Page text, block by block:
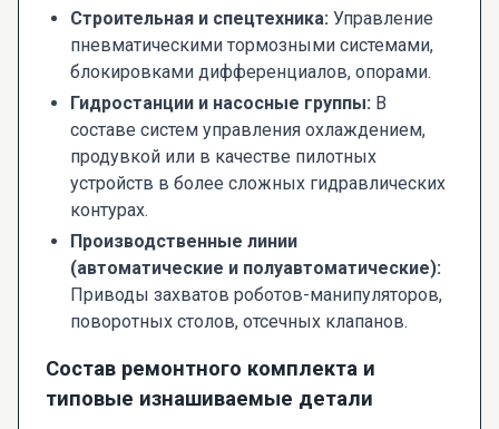
Строительная и спецтехника: Управление
пневматическими тормозными системами,
блокировками дифференциалов, опорами.
Гидростанции и насосные группы: В
составе систем управления охлаждением,
продувкой или в качестве пилотных
устройств в более сложных гидравлических
контурах.
Производственные линии
(автоматические и полуавтоматические):
Приводы захватов роботов-манипуляторов,
поворотных столов, отсечных клапанов.
Состав ремонтного комплекта и
типовые изнашиваемые детали